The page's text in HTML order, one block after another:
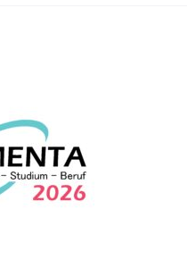
Unternehmen
rein